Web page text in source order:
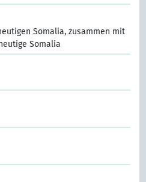
Somalia, zusammen mit
Somalia